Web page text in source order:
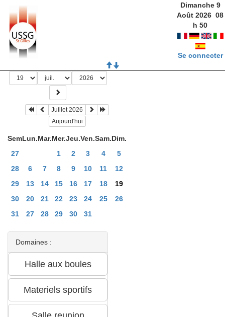
Dimanche 9
Août 2026 08
h50
Se connecter
Juillet 2026
Aujourd'hui
SemLun.Mar.Mer.Jeu.Ven.Sam.Dim.
27
1 2 3 4
5
28
6 7 8 9 10 11
12
29
13 14 15 16 17 18
19
30
20 21 22 23 24 25
26
31
27 28 29 30 31
Domaines :